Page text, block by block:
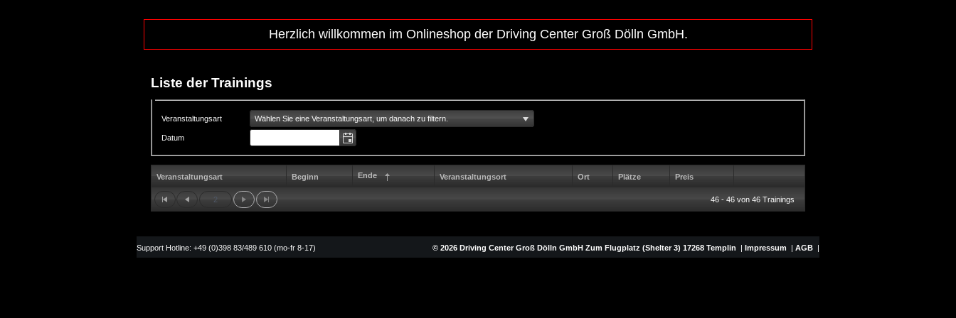
Herzlich willkommen im Onlineshop der Driving Center Groß Dölln GmbH.
Liste der Trainings
Veranstaltungsart Wählen Sie eine Veranstaltungsart, um danach zu filtern.
Datum
Veranstaltungsart Beginn Ende Veranstaltungsort Ort Plätze Preis
2 46 - 46 von 46 Trainings
Support Hotline: +49 (0)398 83/489 610 (mo-fr 8-17) © 2026 Driving Center Groß Dölln GmbH Zum Flugplatz (Shelter 3) 17268 Templin | Impressum | AGB |